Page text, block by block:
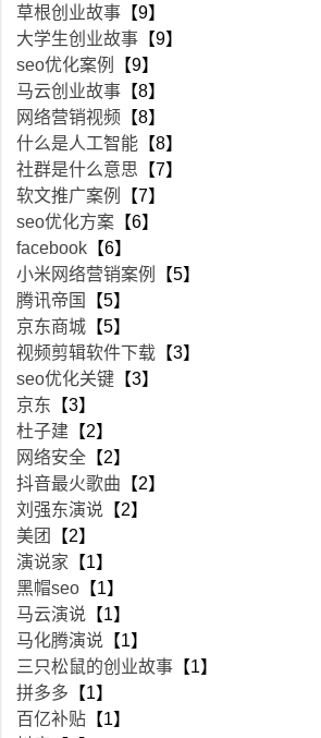
草根创业故事 【9】
大学生创业故事 【9】
seo优化案例
【9】
马云创业故事 【8】
网络营销视频 【8】
什么是人工智能 【8】
社群是什么意思 【7】
软文推广案例
【7】
seo优化方案 【6】
facebook 【6】
小米网络营销案例
【5】
腾讯帝国
【5】
京东商城 【5】
视频剪辑软件下载 【3】
seo优化关键 【3】
京东 【3】
杜子建 【2】
网络安全 【2】
抖音最火歌曲 【2】
刘强东演说 【2】
美团
【2】
演说家 【1】
黑帽seo 【1】
马云演说 【1】
马化腾演说 【1】
三只松鼠的创业故事 【1】
拼多多 【1】
百亿补贴 【1】